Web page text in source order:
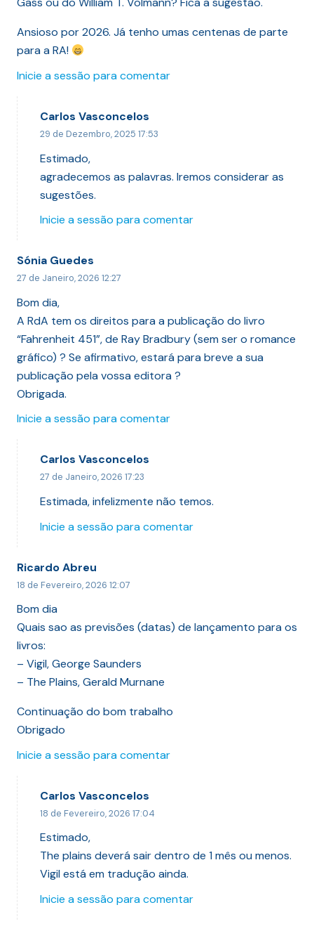
Ansioso por 2026. Já tenho umas centenas de parte
para a RA!
Inicie a sessão para comentar
Carlos Vasconcelos
29 de Dezembro, 2025 17:53
Estimado,
agradecemos as palavras. Iremos considerar as
sugestões.
Inicie a sessão para comentar
Sónia Guedes
27 de Janeiro, 2026 12:27
Bom dia,
A RdA tem os direitos para a publicação do livro
“Fahrenheit 451”, de Ray Bradbury (sem ser o romance
gráfico) ? Se afirmativo, estará para breve a sua
publicação pela vossa editora ?
Obrigada.
Inicie a sessão para comentar
Carlos Vasconcelos
27 de Janeiro, 2026 17:23
Estimada, infelizmente não temos.
Inicie a sessão para comentar
Ricardo Abreu
18 de Fevereiro, 2026 12:07
Bom dia
Quais sao as previsões (datas) de lançamento para os
livros:
– Vigil, George Saunders
– The Plains, Gerald Murnane
Continuação do bom trabalho
Obrigado
Inicie a sessão para comentar
Carlos Vasconcelos
18 de Fevereiro, 2026 17:04
Estimado,
The plains deverá sair dentro de 1 mês ou menos.
Vigil está em tradução ainda.
Inicie a sessão para comentar